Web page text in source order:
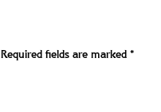
Required fields are marked*